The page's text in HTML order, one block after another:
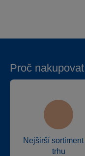
Proč
Nejširší sortiment
trhu